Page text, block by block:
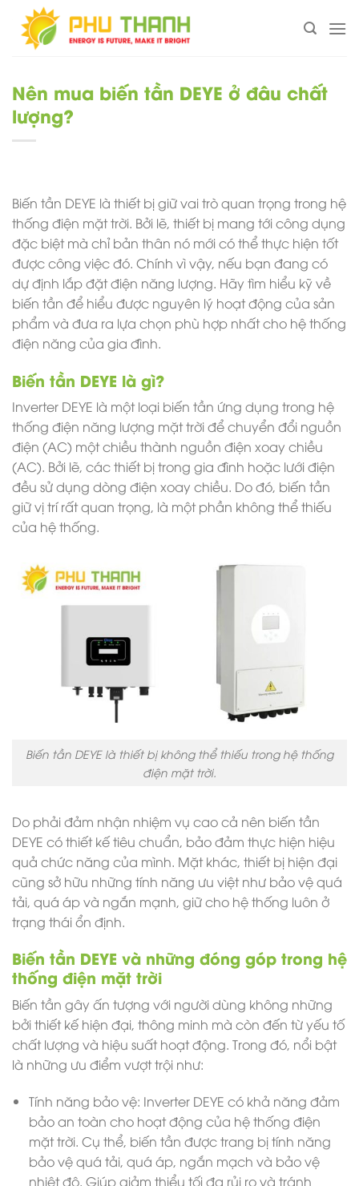
Chuyển
đến
Nên mua biến tần DEYE ở đâu chất
lượng?
Biến tần DEYE là thiết bị giữ vai trò quan trọng trong hệ
thống điện mặt trời. Bởi lẽ, thiết bị mang tới công dụng
đặc biệt mà chỉ bản thân nó mới có thể thực hiện tốt
được công việc đó. Chính vì vậy, nếu bạn đang có
dự định lắp đặt điện năng lượng. Hãy tìm hiểu kỹ về
biến tần để hiểu được nguyên lý hoạt động của sản
phẩm và đưa ra lựa chọn phù hợp nhất cho hệ thống
điện năng của gia đình.
Biến tần DEYE là gì?
Inverter DEYE là một loại biến tần ứng dụng trong hệ
thống điện năng lượng mặt trời để chuyển đổi nguồn
điện (AC) một chiều thành nguồn điện xoay chiều
(AC). Bởi lẽ, các thiết bị trong gia đình hoặc lưới điện
đều sử dụng dòng điện xoay chiều. Do đó, biến tần
giữ vị trí rất quan trọng, là một phần không thể thiếu
của hệ thống.
Biến tần DEYE là thiết bị không thể thiếu trong hệ thống
điện mặt trời.
Do phải đảm nhận nhiệm vụ cao cả nên biến tần
DEYE có thiết kế tiêu chuẩn, bảo đảm thực hiện hiệu
quả chức năng của mình. Mặt khác, thiết bị hiện đại
cũng sở hữu những tính năng ưu việt như bảo vệ quá
tải, quá áp và ngắn mạnh, giữ cho hệ thống luôn ở
trạng thái ổn định.
Biến tần DEYE và những đóng góp trong hệ
thống điện mặt trời
Biến tần gây ấn tượng với người dùng không những
bởi thiết kế hiện đại, thông minh mà còn đến từ yếu tố
chất lượng và hiệu suất hoạt động. Trong đó, nổi bật
là những ưu điểm vượt trội như:
Tính năng bảo vệ: Inverter DEYE có khả năng đảm
bảo an toàn cho hoạt động của hệ thống điện
mặt trời. Cụ thể, biến tần được trang bị tính năng
bảo vệ quá tải, quá áp, ngắn mạch và bảo vệ
nhiệt độ. Giúp giảm thiểu tối đa rủi ro và tránh